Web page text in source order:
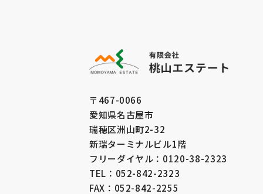
〒467-0066
愛知県名古屋市
瑞穂区洲山町2-32
新瑞ターミナルビル1階
フリーダイヤル：0120-38-2323
TEL：052-842-2323
FAX：052-842-2255